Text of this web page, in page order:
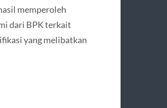
memperoleh
dari BPK terkait
yang melibatkan